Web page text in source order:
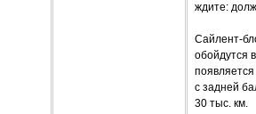
ждите:
Сайлент-
обойдутся
с задней
30 тыс. км.